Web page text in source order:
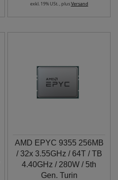
exkl. 19% USt. , plusVersand
AMD EPYC 9355 256MB
/ 32x 3.55GHz / 64T / TB
4.40GHz / 280W / 5th
Gen. Turin